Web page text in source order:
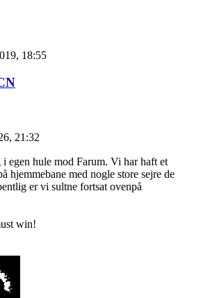
18:55
21:32
egen hule mod Farum. Vi har haft et
hjemmebane med nogle store sejre de
er vi sultne fortsat ovenpå
win!